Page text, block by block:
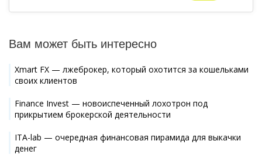
Вам может быть интересно
Xmart FX — лжеброкер, который охотится за кошельками
своих клиентов
Finance Invest — новоиспеченный лохотрон под
прикрытием брокерской деятельности
ITA-lab — очередная финансовая пирамида для выкачки
денег